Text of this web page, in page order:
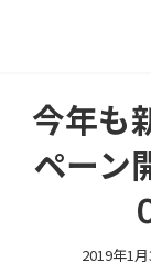
今年も
ペーン
2019年1